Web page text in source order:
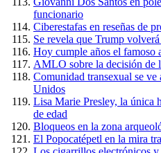
funcionario
Ciberestafas en reseñas de
Se revela que Trump volverá
Hoy cumple años el famoso
AMLO sobre la decisión de
Comunidad transexual se ve
Unidos
Lisa Marie Presley, la única
de edad
Bloqueos en la zona
El Popocatépetl en la mira